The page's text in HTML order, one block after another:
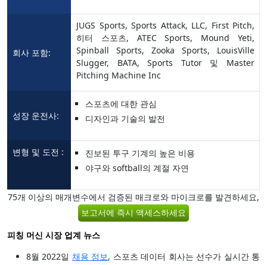
회사 포함:
JUGS Sports, Sports Attack, LLC, First Pitch,
히터 스포츠, ATEC Sports, Mound Yeti,
Spinball Sports, Zooka Sports, LouisVille
Slugger, BATA, Sports Tutor 및 Master
Pitching Machine Inc
성장 운전사:
스포츠에 대한 관심
디자인과 기술의 발전
변형 및 도전 :
진보된 투구 기계의 높은 비용
야구와 softball의 계절 자연
75개 이상의 매개변수에서 검증된 매크로와 마이크로를 발견하세요,
보고서에 즉시 액세스하세요
피칭 머신 시장 업계 뉴스
8월 2022일 채용 정보, 스포츠 데이터 회사는 선수가 실시간 통